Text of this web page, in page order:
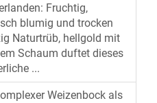
Fruchtig,
blumig und trocken
Naturtrüb, hellgold mit
Schaum duftet dieses
...
Weizenbock als